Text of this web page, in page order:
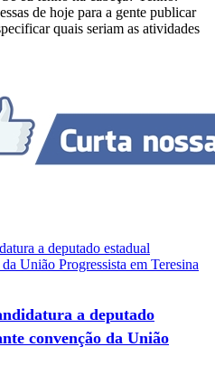
de hoje para a gente publicar
quais seriam as atividades
a deputado
convenção da União